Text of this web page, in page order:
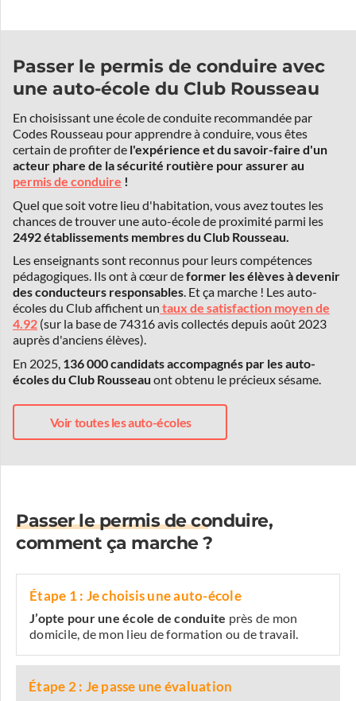
Passer le permis de conduire avec
une auto-école du Club Rousseau
En choisissant une école de conduite recommandée par
Codes Rousseau pour apprendre à conduire, vous êtes
certain de profiter de l'expérience et du savoir-faire d'un
acteur phare de la sécurité routière pour assurer au
permis de conduire !
Quel que soit votre lieu d'habitation, vous avez toutes les
chances de trouver une auto-école de proximité parmi les
2492 établissements membres du Club Rousseau.
Les enseignants sont reconnus pour leurs compétences
pédagogiques. Ils ont à cœur deformer les élèves à devenir
des conducteurs responsables. Et ça marche ! Les auto-
écoles du Club affichent un taux de satisfaction moyen de
4.92 (sur la base de 74316 avis collectés depuis août 2023
auprès d'anciens élèves).
En 2025, 136 000 candidats accompagnés par les auto-
écoles du Club Rousseau ont obtenu le précieux sésame.
Voir toutes les auto-écoles
Passer le permis de conduire,
comment ça marche ?
Étape 1 : Je choisis une auto-école
J’opte pour une école de conduite près de mon
domicile, de mon lieu de formation ou de travail.
Étape 2 : Je passe une évaluation